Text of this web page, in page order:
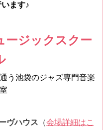
ます♪
ージックスクー
う池袋のジャズ専門音楽
ヴハウス （会場詳細はこ